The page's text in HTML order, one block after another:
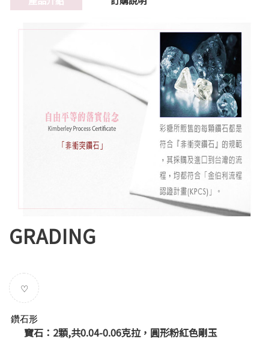
GRADING
♡
鑽石形
寶石：2顆,共0.04-0.06克拉，圓形粉紅色剛玉